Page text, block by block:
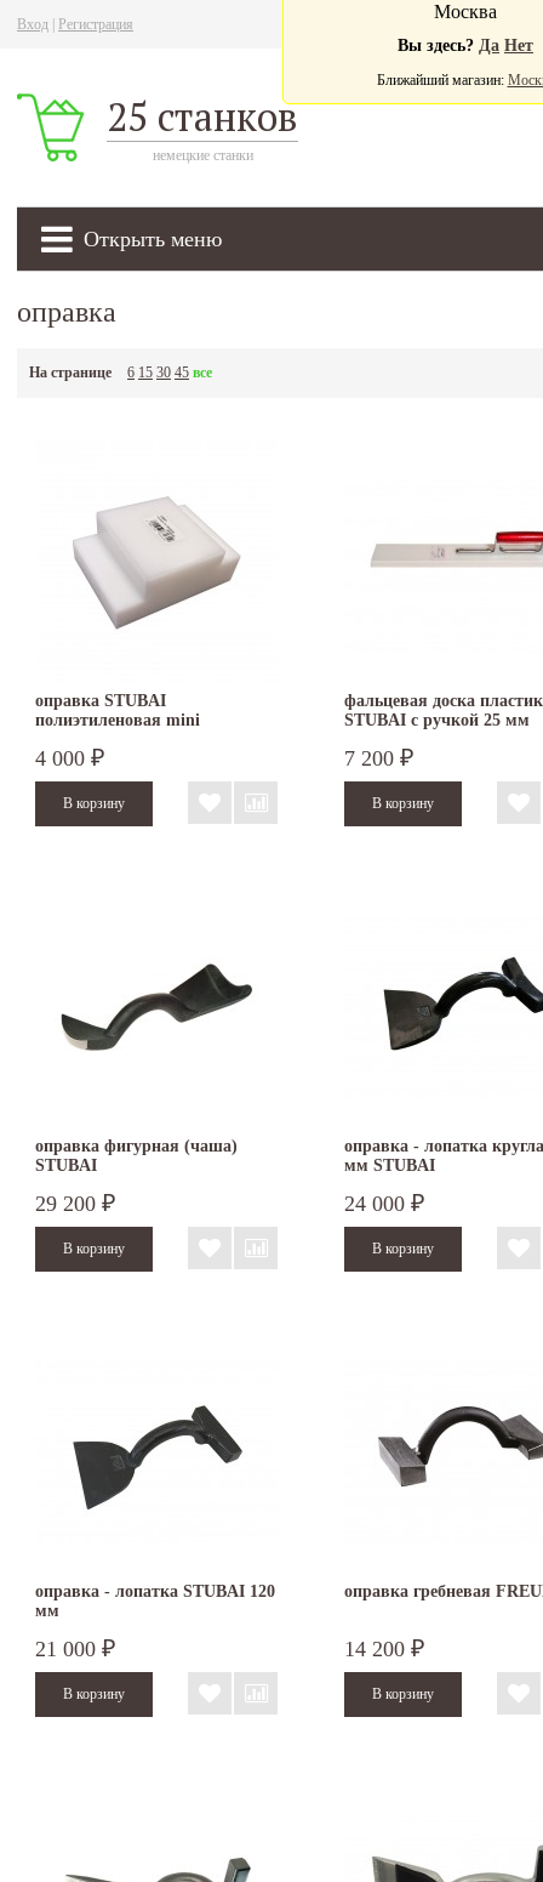
Вход Регистрация
25 станков
немецкие станки
Открыть меню
Москва
Вы здесь? Да Нет
Ближайший магазин:
оправка
На странице 6 15 30 45 все
оправка STUBAI
полиэтиленовая mini
4 000 ₽
фальцевая доска
STUBAI с ручкой 25 мм
7 200 ₽
оправка фигурная (чаша)
STUBAI
29 200 ₽
оправка - лопатка
мм STUBAI
24 000 ₽
оправка - лопатка STUBAI 120
мм
21 000 ₽
оправка гребневая
14 200 ₽